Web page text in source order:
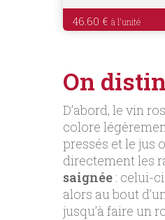
46.60 €
On
D’abord, le vin
colore
pressés et le jus
directement les
saignée : celui-
alors au bout
jusqu’à faire un